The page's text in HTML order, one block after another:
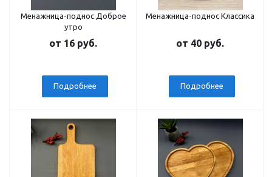
Менажница-поднос Доброе
утро
от 16 руб.
Подробнее
Менажница-поднос Классика
от 40 руб.
Подробнее